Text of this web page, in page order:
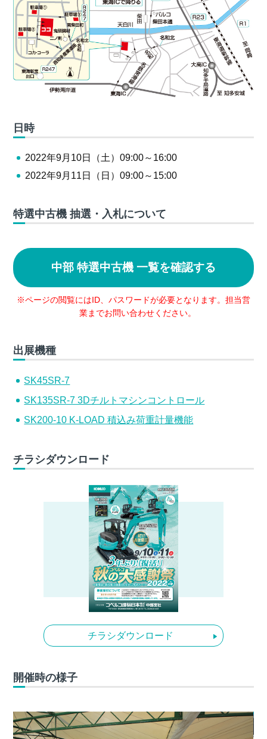
日時
2022年9月10日（土）09:00～16:00
2022年9月11日（日）09:00～15:00
特選中古機 抽選・入札について
中部 特選中古機 一覧を確認する
※ページの閲覧にはID、パスワードが必要となります。担当営
業までお問い合わせください。
出展機種
SK45SR-7
SK135SR-7 3Dチルトマシンコントロール
SK200-10 K-LOAD 積込み荷重計量機能
チラシダウンロード
チラシダウンロード
開催時の様子